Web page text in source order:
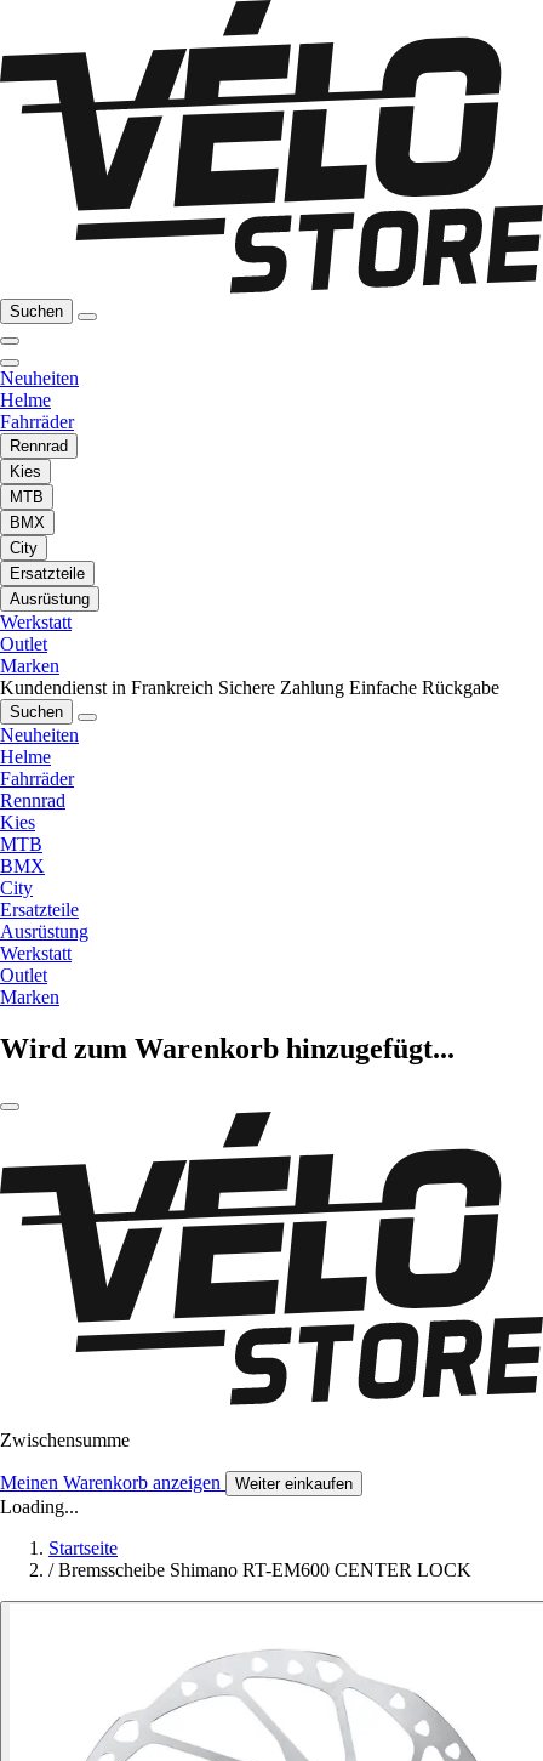
Suchen
Neuheiten
Helme
Fahrräder
Rennrad
Kies
MTB
BMX
City
Ersatzteile
Ausrüstung
Werkstatt
Outlet
Marken
Kundendienst in Frankreich Sichere Zahlung Einfache Rückgabe
Suchen
Neuheiten
Helme
Fahrräder
Rennrad
Kies
MTB
BMX
City
Ersatzteile
Ausrüstung
Werkstatt
Outlet
Marken
Wird zum Warenkorb hinzugefügt...
Zwischensumme
Meinen Warenkorb anzeigen Weiter einkaufen
Loading...
Startseite
/ Bremsscheibe Shimano RT-EM600 CENTER LOCK